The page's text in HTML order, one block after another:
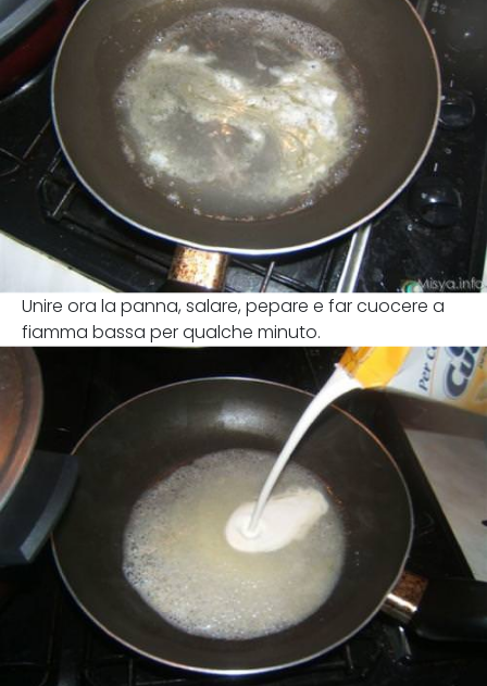
Unire ora la panna, salare, pepare e far cuocere a
fiamma bassa per qualche minuto.